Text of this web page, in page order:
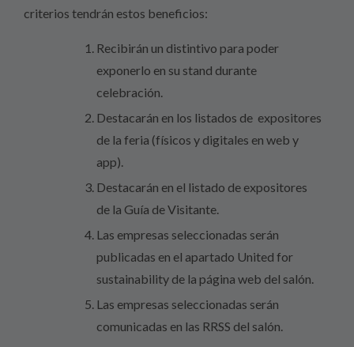
criterios tendrán estos beneficios:
Recibirán un distintivo para poder
exponerlo en su stand durante
celebración.
Destacarán en los listados de expositores
de la feria (físicos y digitales en web y
app).
Destacarán en el listado de expositores
de la Guía de Visitante.
Las empresas seleccionadas serán
publicadas en el apartado United for
sustainability de la página web del salón.
Las empresas seleccionadas serán
comunicadas en las RRSS del salón.